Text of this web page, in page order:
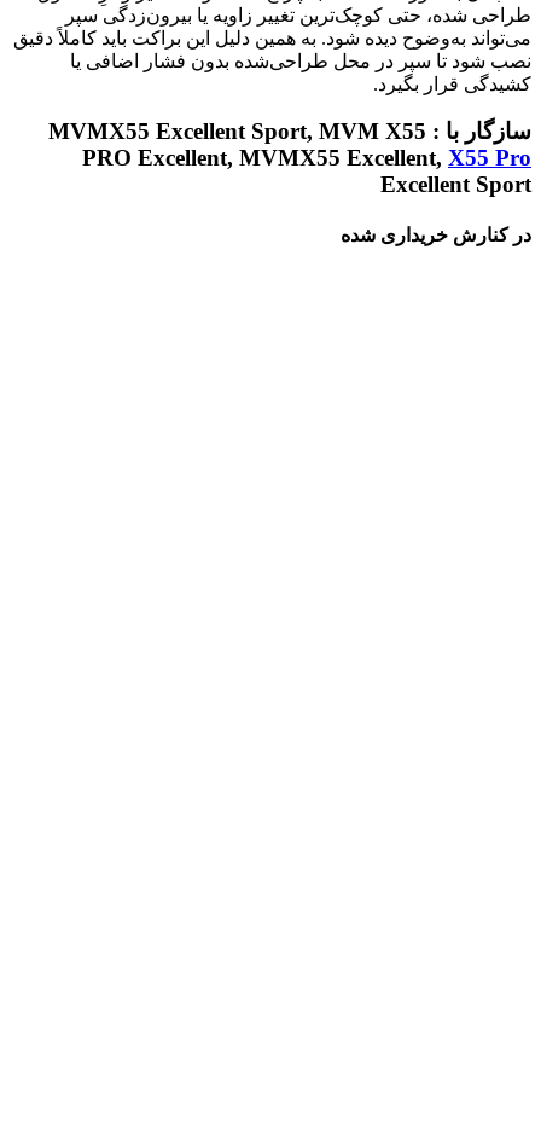
طراحی شده، حتی کوچک‌ترین تغییر زاویه یا بیرون‌زدگی سپر
می‌تواند به‌وضوح دیده شود. به همین دلیل این براکت باید کاملاً دقیق
نصب شود تا سپر در محل طراحی‌شده بدون فشار اضافی یا
کشیدگی قرار بگیرد.
سازگار با : MVMX55 Excellent Sport, MVM X55
PRO Excellent, MVMX55 Excellent, X55 Pro
Excellent Sport
در کنارش خریداری شده